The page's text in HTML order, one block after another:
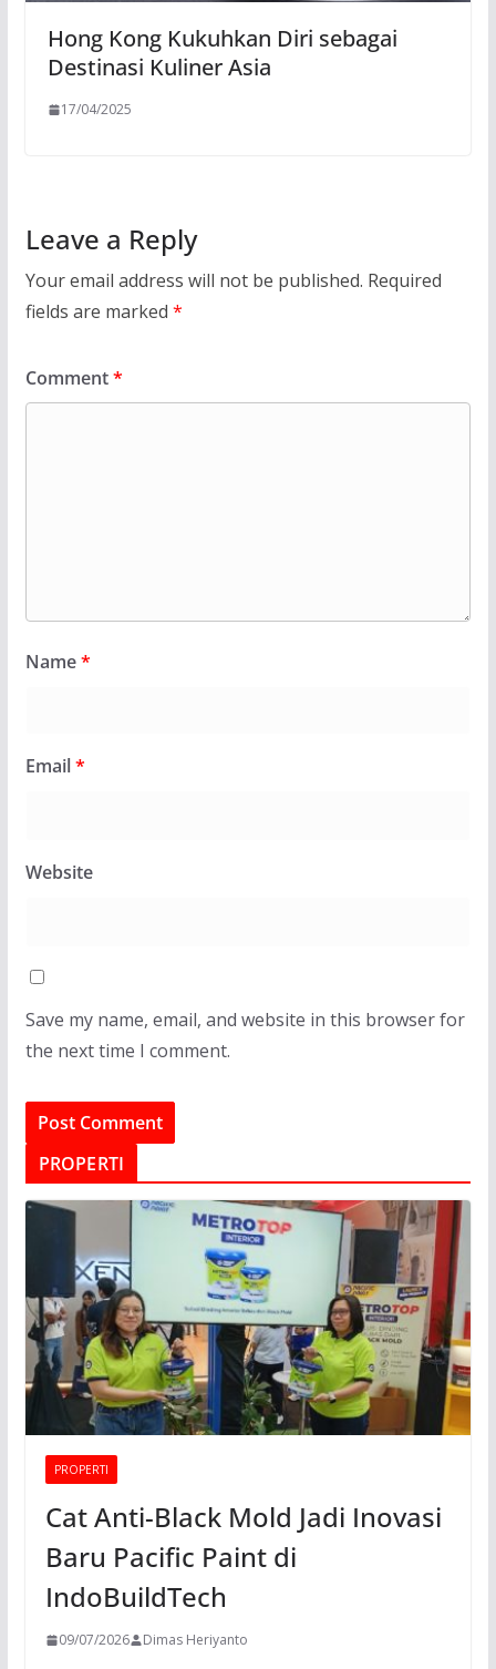
Hong Kong Kukuhkan Diri sebagai
Destinasi Kuliner Asia
17/04/2025
Leave a Reply
Your email address will not be published. Required
fields are marked *
Comment*
Name*
Email*
Website
Save my name, email, and website in this browser for
the next time I comment.
PROPERTI
PROPERTI
Cat Anti-Black Mold Jadi Inovasi
Baru Pacific Paint di
IndoBuildTech
09/07/2026 Dimas Heriyanto